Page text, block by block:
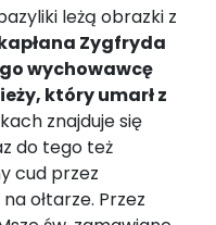
leżą obrazki z
Zygfryda
wychowawcę
który umarł z
znajduje się
do tego też
cud przez
ołtarze. Przez